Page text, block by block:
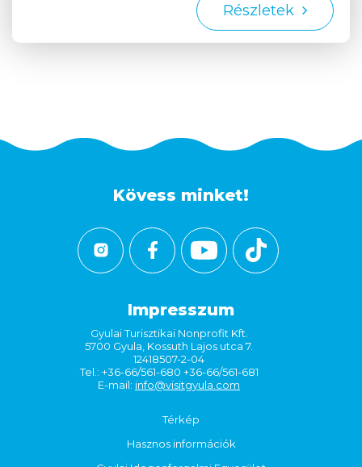
Részletek
Kövess minket!
Impresszum
Gyulai Turisztikai Nonprofit Kft.
5700 Gyula, Kossuth Lajos utca 7.
12418507-2-04
Tel.: +36-66/561-680 +36-66/561-681
E-mail: info@visitgyula.com
Térkép
Hasznos információk